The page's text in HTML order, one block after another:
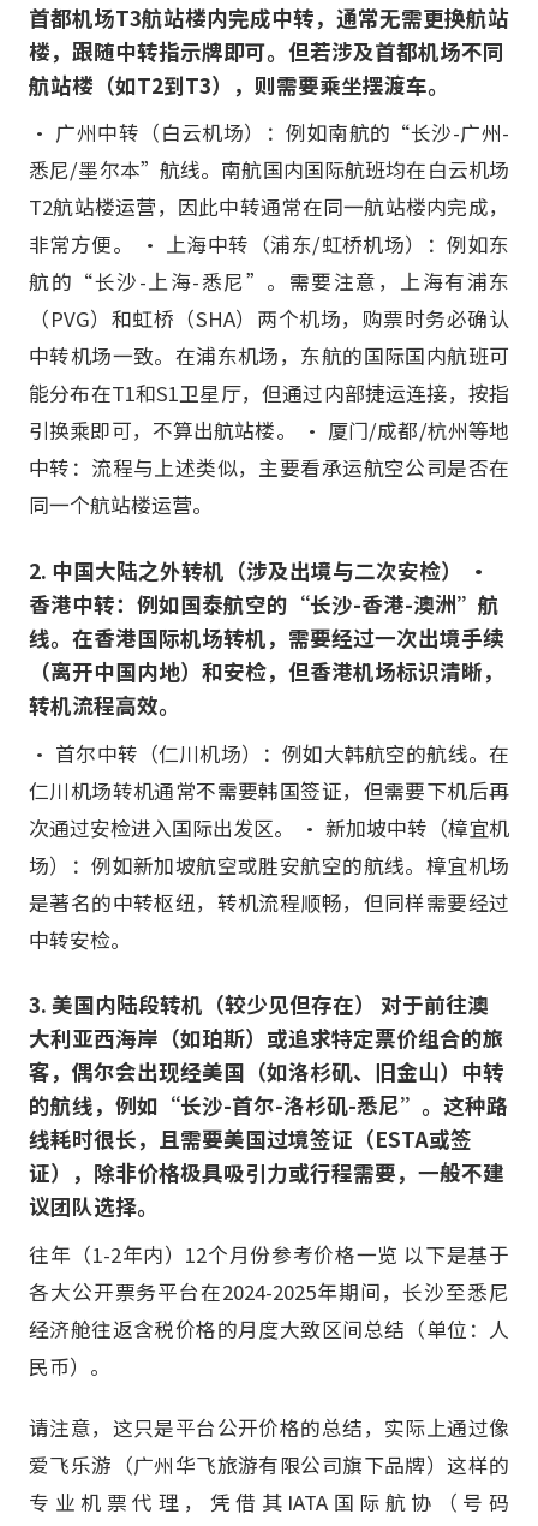
首都机场T3航站楼内完成中转，通常无需更换航站
楼，跟随中转指示牌即可。但若涉及首都机场不同
航站楼（如T2到T3），则需要乘坐摆渡车。
• 广州中转（白云机场）：例如南航的“长沙-广州-
悉尼/墨尔本”航线。南航国内国际航班均在白云机场
T2航站楼运营，因此中转通常在同一航站楼内完成，
非常方便。 • 上海中转（浦东/虹桥机场）：例如东
航的“长沙-上海-悉尼”。需要注意，上海有浦东
（PVG）和虹桥（SHA）两个机场，购票时务必确认
中转机场一致。在浦东机场，东航的国际国内航班可
能分布在T1和S1卫星厅，但通过内部捷运连接，按指
引换乘即可，不算出航站楼。 • 厦门/成都/杭州等地
中转：流程与上述类似，主要看承运航空公司是否在
同一个航站楼运营。
2. 中国大陆之外转机（涉及出境与二次安检） •
香港中转：例如国泰航空的“长沙-香港-澳洲”航
线。在香港国际机场转机，需要经过一次出境手续
（离开中国内地）和安检，但香港机场标识清晰，
转机流程高效。
• 首尔中转（仁川机场）：例如大韩航空的航线。在
仁川机场转机通常不需要韩国签证，但需要下机后再
次通过安检进入国际出发区。 • 新加坡中转（樟宜机
场）：例如新加坡航空或胜安航空的航线。樟宜机场
是著名的中转枢纽，转机流程顺畅，但同样需要经过
中转安检。
3. 美国内陆段转机（较少见但存在） 对于前往澳
大利亚西海岸（如珀斯）或追求特定票价组合的旅
客，偶尔会出现经美国（如洛杉矶、旧金山）中转
的航线，例如“长沙-首尔-洛杉矶-悉尼”。这种路
线耗时很长，且需要美国过境签证（ESTA或签
证），除非价格极具吸引力或行程需要，一般不建
议团队选择。
往年（1-2年内）12个月份参考价格一览 以下是基于
各大公开票务平台在2024-2025年期间，长沙至悉尼
经济舱往返含税价格的月度大致区间总结（单位：人
民币）。
请注意，这只是平台公开价格的总结，实际上通过像
爱飞乐游（广州华飞旅游有限公司旗下品牌）这样的
专业机票代理，凭借其IATA国际航协（号码